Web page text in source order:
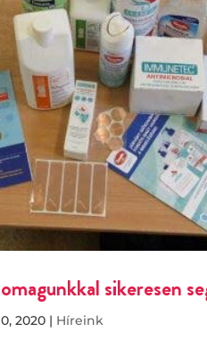
sikeresen
2020 | Híreink